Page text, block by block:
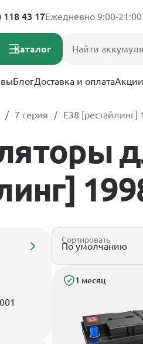
118 43 17Ежедневно 9:00-21:00
Каталог
БлогДоставка и оплата
7 серия E38 [рестайлинг]
Сортировать
1 месяц